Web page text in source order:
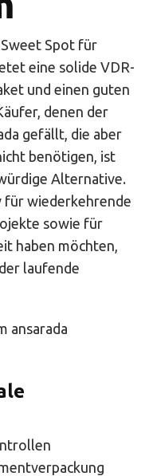
Spot für
eine solide VDR-
und einen guten
denen der
gefällt, die aber
benötigen, ist
Alternative.
für wiederkehrende
sowie für
haben möchten,
laufende